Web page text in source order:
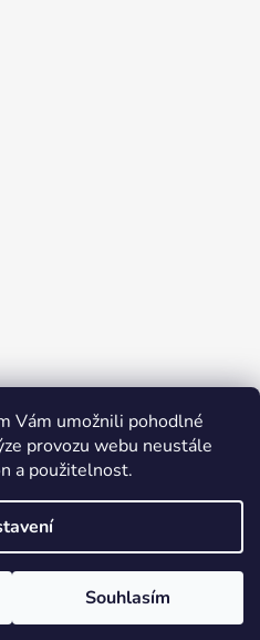
Vám umožnili pohodlné
provozu webu neustále
a použitelnost.
Souhlasím
Shoptet
CZ Hygiena pro všechny
vyhrazena.